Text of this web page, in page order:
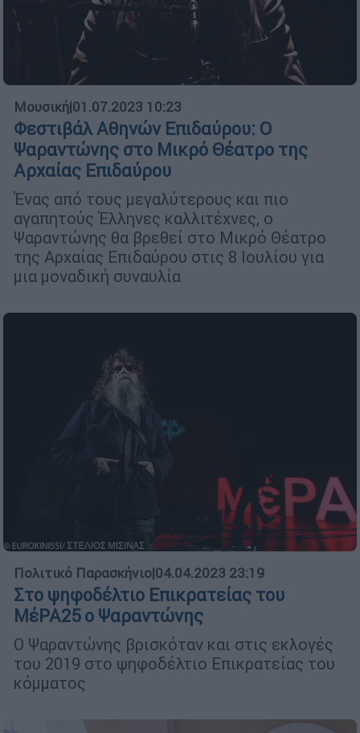
Μουσική|01.07.2023 10:23
Φεστιβάλ Αθηνών Επιδαύρου: Ο
Ψαραντώνης στο Μικρό Θέατρο της
Αρχαίας Επιδαύρου
Ένας από τους μεγαλύτερους και πιο
αγαπητούς Έλληνες καλλιτέχνες, ο
Ψαραντώνης θα βρεθεί στο Μικρό Θέατρο
της Αρχαίας Επιδαύρου στις 8 Ιουλίου για
μια μοναδική συναυλία
Πολιτικό Παρασκήνιο|04.04.2023 23:19
Στο ψηφοδέλτιο Επικρατείας του
ΜέΡΑ25 ο Ψαραντώνης
Ο Ψαραντώνης βρισκόταν και στις εκλογές
του 2019 στο ψηφοδέλτιο Επικρατείας του
κόμματος